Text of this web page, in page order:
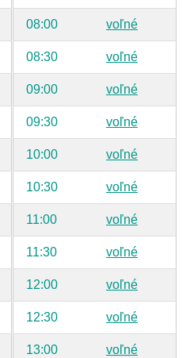
08:00 voľné
08:30 voľné
09:00 voľné
09:30 voľné
10:00 voľné
10:30 voľné
11:00 voľné
11:30 voľné
12:00 voľné
12:30 voľné
13:00 voľné